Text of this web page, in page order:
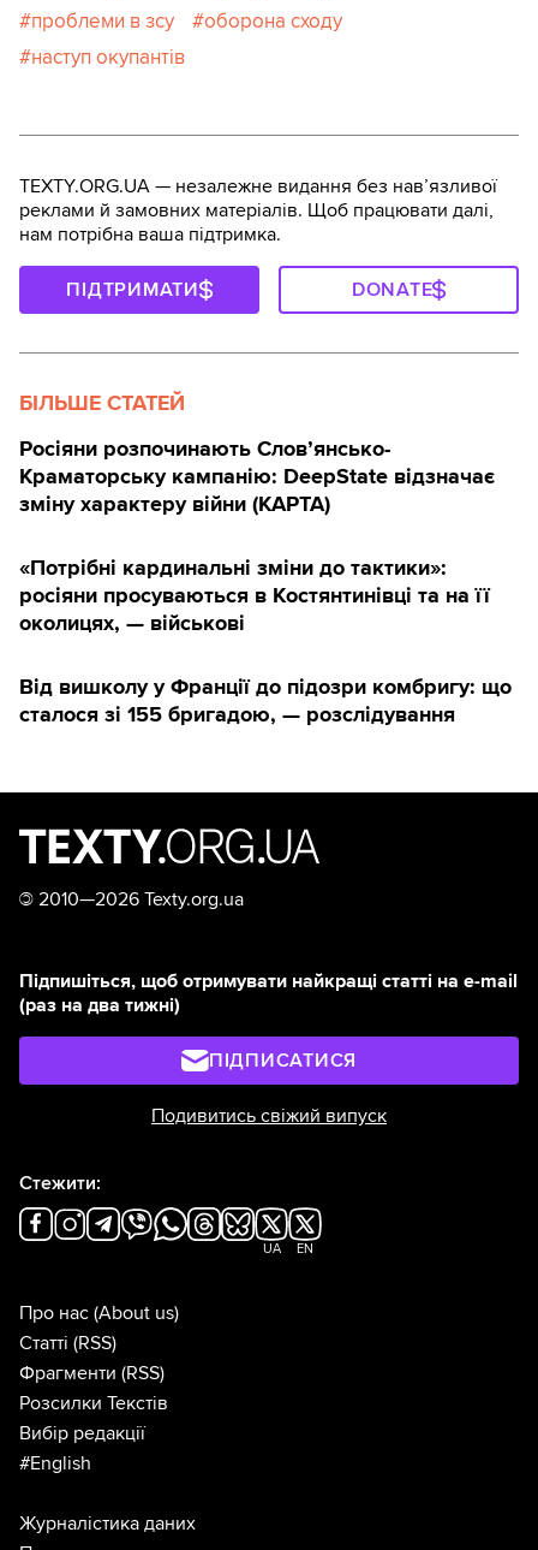
проблеми в зсу
оборона сходу
наступ окупантів
TEXTY.ORG.UA — незалежне видання без навʼязливої
реклами й замовних матеріалів. Щоб працювати далі,
нам потрібна ваша підтримка.
ПІДТРИМАТИ DONATE
БІЛЬШЕ СТАТЕЙ
Росіяни розпочинають Слов’янсько-
Краматорську кампанію: DeepState відзначає
зміну характеру війни (КАРТА)
«Потрібні кардинальні зміни до тактики»:
росіяни просуваються в Костянтинівці та на її
околицях, — військові
Від вишколу у Франції до підозри комбригу: що
сталося зі 155 бригадою, — розслідування
© 2010—2026 Texty.org.ua
Підпишіться, щоб отримувати найкращі статті на e-mail
(раз на два тижні)
ПІДПИСАТИСЯ
Подивитись свіжий випуск
Стежити:
UA EN
Про нас (About us)
Статті (RSS)
Фрагменти (RSS)
Розсилки Текстів
Вибір редакції
#English
Журналістика даних